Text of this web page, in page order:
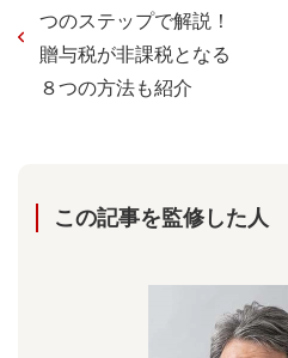
つのステップで解説！
贈与税が非課税となる
８つの方法も紹介
この記事を監修した⼈